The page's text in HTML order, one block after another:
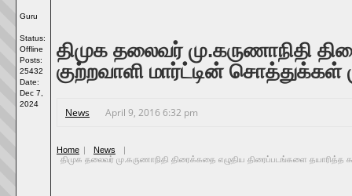
Guru
Status:
Offline
Posts:
25432
Date:
Dec 7,
2024
திமுக தலைவர் மு.கருணாநிதி
குற்றவாளி மார்ட்டின் சொத்துக்கள்
News April 9, 2016 6:32 pm
Home | News
|
திமுக தலைவர் மு.கருணாநிதி திரைக்கதை எழுதிய திரைப்படங்களை தயாரித்த